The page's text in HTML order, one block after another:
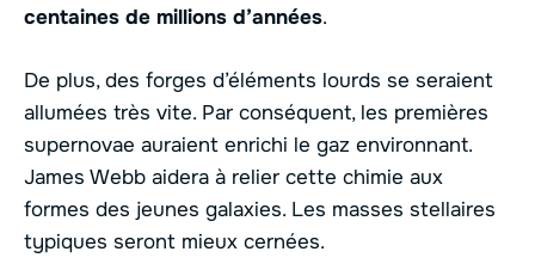
centaines de millions d’années.
De plus, des forges d’éléments lourds se seraient
allumées très vite. Par conséquent, les premières
supernovae auraient enrichi le gaz environnant.
James Webb aidera à relier cette chimie aux
formes des jeunes galaxies. Les masses stellaires
typiques seront mieux cernées.